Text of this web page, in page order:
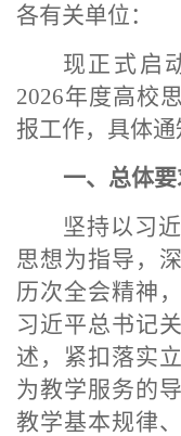
各有关单位：
现正式启
2026年度高校
报工作，具体通
一、总体
坚持以习
思想为指导，
历次全会精神
习近平总书记
述，紧扣落实
为教学服务的
教学基本规律